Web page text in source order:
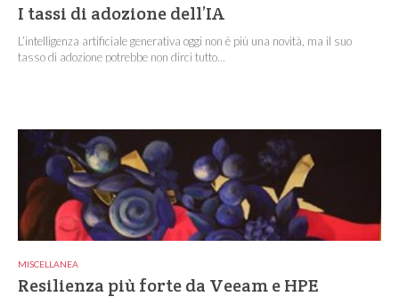
I tassi di adozione dell’IA
L’intelligenza artificiale generativa oggi non è più una novità, ma il suo
tasso di adozione potrebbe non dirci tutto...
MISCELLANEA
Resilienza più forte da Veeam e HPE